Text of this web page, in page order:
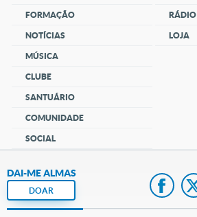
FORMAÇÃO
NOTÍCIAS
MÚSICA
CLUBE
SANTUÁRIO
COMUNIDADE
SOCIAL
RÁDIO
LOJA
DAI-ME ALMAS
DOAR